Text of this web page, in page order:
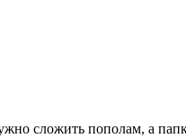
сложить пополам, а